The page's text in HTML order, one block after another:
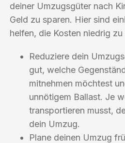
deiner Umzugsgüter nach
Geld zu sparen. Hier sind
helfen, die Kosten niedrig zu
Reduziere dein
gut, welche
mitnehmen möchtest
unnötigem Ballast. Je
transportieren musst,
dein Umzug.
Plane deinen Umzug